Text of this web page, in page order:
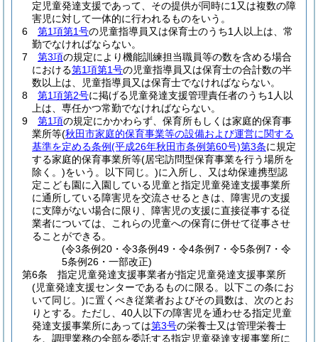
定児童発達支援であって、その提供が同時に1又は複数の障
害児に対して一体的に行われるものをいう。
6
第1項第1号の児童指導員又は保育士のうち1人以上は、常
勤でなければならない。
7
第3項の規定により機能訓練担当職員等の数を含める場合
における第1項第1号の児童指導員又は保育士の合計数の半
数以上は、児童指導員又は保育士でなければならない。
8
第1項第2号に掲げる児童発達支援管理責任者のうち1人以
上は、専任かつ常勤でなければならない。
9
第1項の規定にかかわらず、保育所もしくは家庭的保育事
業所等(秋田市家庭的保育事業等の設備および運営に関する
基準を定める条例(平成26年秋田市条例第60号)第3条に規定
する家庭的保育事業所等(居宅訪問型保育事業を行う場所を
除く。)をいう。以下同じ。)に入所し、又は幼保連携型認
定こども園に入園している児童と指定児童発達支援事業所
に通所している障害児を交流させるときは、障害児の支援
に支障がない場合に限り、障害児の支援に直接従事する従
業者については、これらの児童への保育に併せて従事させ
ることができる。
(令3条例20・令3条例49・令4条例7・令5条例7・令
5条例26・一部改正)
第6条
指定児童発達支援事業者が指定児童発達支援事業所
(児童発達支援センターであるものに限る。以下この条にお
いて同じ。)に置くべき従業者およびその員数は、次のとお
りとする。 ただし、40人以下の障害児を通わせる指定児童
発達支援事業所にあっては第3号の栄養士又は管理栄養士
を、調理業務の全部を委託する指定児童発達支援事業所に